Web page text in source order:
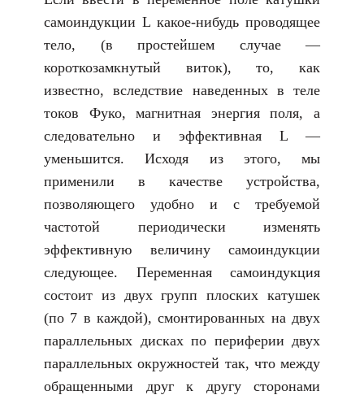
самоиндукции L какое-нибудь проводящее
тело, (в простейшем случае —
короткозамкнутый виток), то, как
известно, вследствие наведенных в теле
токов Фуко, магнитная энергия поля, а
следовательно и эффективная L —
уменьшится. Исходя из этого, мы
применили в качестве устройства,
позволяющего удобно и с требуемой
частотой периодически изменять
эффективную величину самоиндукции
следующее. Переменная самоиндукция
состоит из двух групп плоских катушек
(по 7 в каждой), смонтированных на двух
параллельных дисках по периферии двух
параллельных окружностей так, что между
обращенными друг к другу сторонами